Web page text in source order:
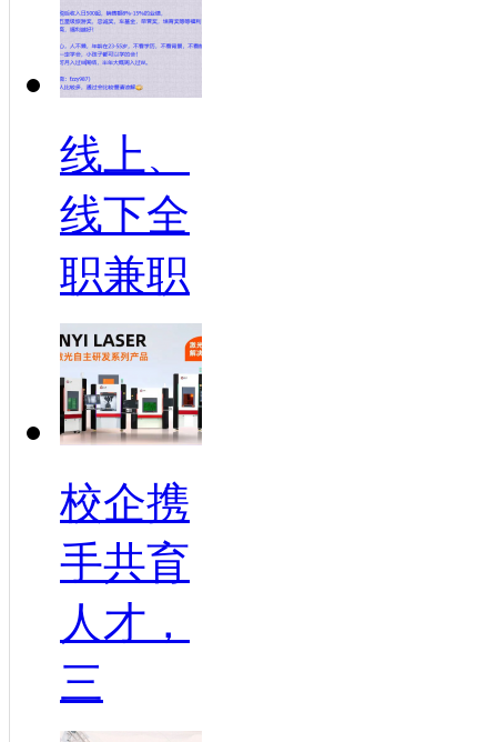
线上、
线下全
职兼职
校企携
手共育
人才，
三